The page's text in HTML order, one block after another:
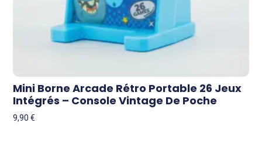
Mini Borne Arcade Rétro Portable 26 Jeux
Intégrés – Console Vintage De Poche
9,90€